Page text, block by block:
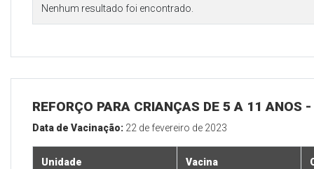
Nenhum resultado foi encontrado.
REFORÇO PARA CRIANÇAS DE 5 A 11 ANOS
Data de Vacinação: 22 de fevereiro de 2023
Unidade Vacina